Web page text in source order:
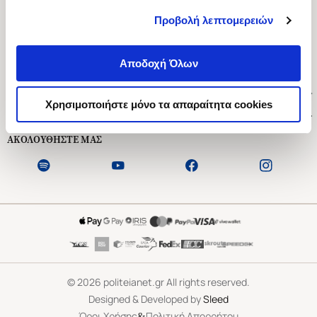
Προβολή λεπτομερειών
Αποδοχή Όλων
Χρησιμοποιήστε μόνο τα απαραίτητα cookies
Ασκληπιού 1-3, Αθήνα 106 79
Δευτέρα - Παρασκευή 09:00-21:00
Εξυπηρέτηση Πελατών
ΑΚΟΛΟΥΘΗΣΤΕ ΜΑΣ
©2026 politeianet.gr All rights reserved.
Designed & Developed bySleed